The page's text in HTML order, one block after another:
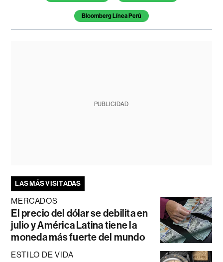
Bloomberg Línea Perú
PUBLICIDAD
LAS MÁS VISITADAS
MERCADOS
El precio del dólar se debilita en
julio y América Latina tiene la
moneda más fuerte del mundo
ESTILO DE VIDA